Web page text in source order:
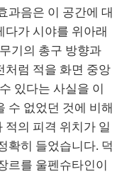
과음은 이 공간에 대
다가 시야를 위아래
기의 총구 방향과
처럼 적을 화면 중앙
있다는 사실을 이
수 없었던 것에 비해
의 피격 위치가 일
확히 들었습니다. 덕
르를 울펜슈타인이